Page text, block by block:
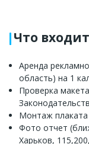
Что
Аренда
область) на 1
Проверка
Монтаж плаката
Фото отчет
Харьков,